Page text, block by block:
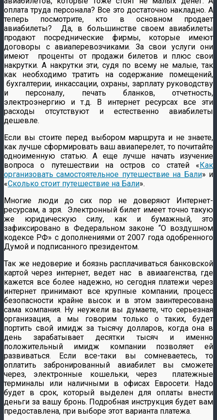
оплата труда персонала? Все это достаточно накладно. А
теперь посмотрите, кто в основном продает
авиабилеты? Да, в большинстве своем авиабилеты
продают посреднические фирмы, которые имеют
договоры с авиаперевозчиками. За свои услуги они
имеют проценты от продажи билетов и плюс свои
накрутки. А накрутки эти, судя по всему не малые, так
как необходимо тратить на содержание помещений,
бухгалтерии, инкассации, охраны, зарплату руководству
и персоналу, печать бланков, отчетность,
электроэнергию и т.д. В интернет ресурсах все эти
расходы отсутствуют и естественно авиабилеты
дешевле.
Если вы стоите перед выбором маршрута и не знаете,
как лучше сформировать ваш авиаперелет, то почитайте
одноименную статью. А еще лучше начать изучение
вопроса о путешествии на остров со статей «Как
организовать самостоятельное путешествие на Бали» и
«Сколько стоит путешествие на Бали».
Многие люди до сих пор не доверяют Интернет-
ресурсам, а зря. Электронный билет имеет точно такую
же юридическую силу, как и бумажный, это
зафиксировано в Федеральном законе “О воздушном
кодексе РФ» с дополнениями от 2007 года одобренного
Думой и подписанного президентом.
Так же недоверие и боязнь расплачиваться банковской
картой через интернет, ведет нас в авиаагенства, где
кажется все более надежно, но сегодня платежи через
интернет принимают все крупные компании, процесс
безопасности крайне высок и в этом заинтересована
сама компания. Ну неужели вы думаете, что серьезная
организация, а мы говорим только о таких, будет
портить свой имидж за тысячу долларов, когда она в
день зарабатывает десятки тысяч и именно
положительный имидж компании позволяет ей
развиваться. Если все-таки вы сомневаетесь, то
оплатить забронированный авиабилет вы сможете
через, электронные кошельки, через платежные
терминалы или наличными в офисах Евросети. Надо
будет в срок, который выделен для оплаты внести
деньги за вашу бронь. Подробная инструкция будет вам
предоставлена, при выборе этот варианта платежа.